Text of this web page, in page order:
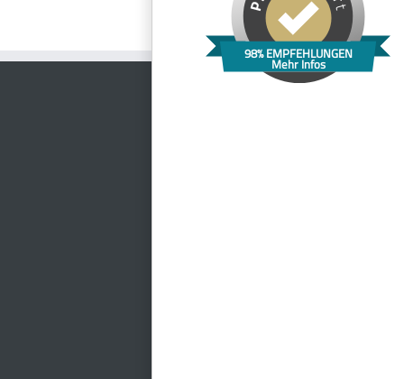
98% EMPFEHLUNGEN
Mehr Infos
Rose
Schaumburg
Banz
im
Bastion
Marie